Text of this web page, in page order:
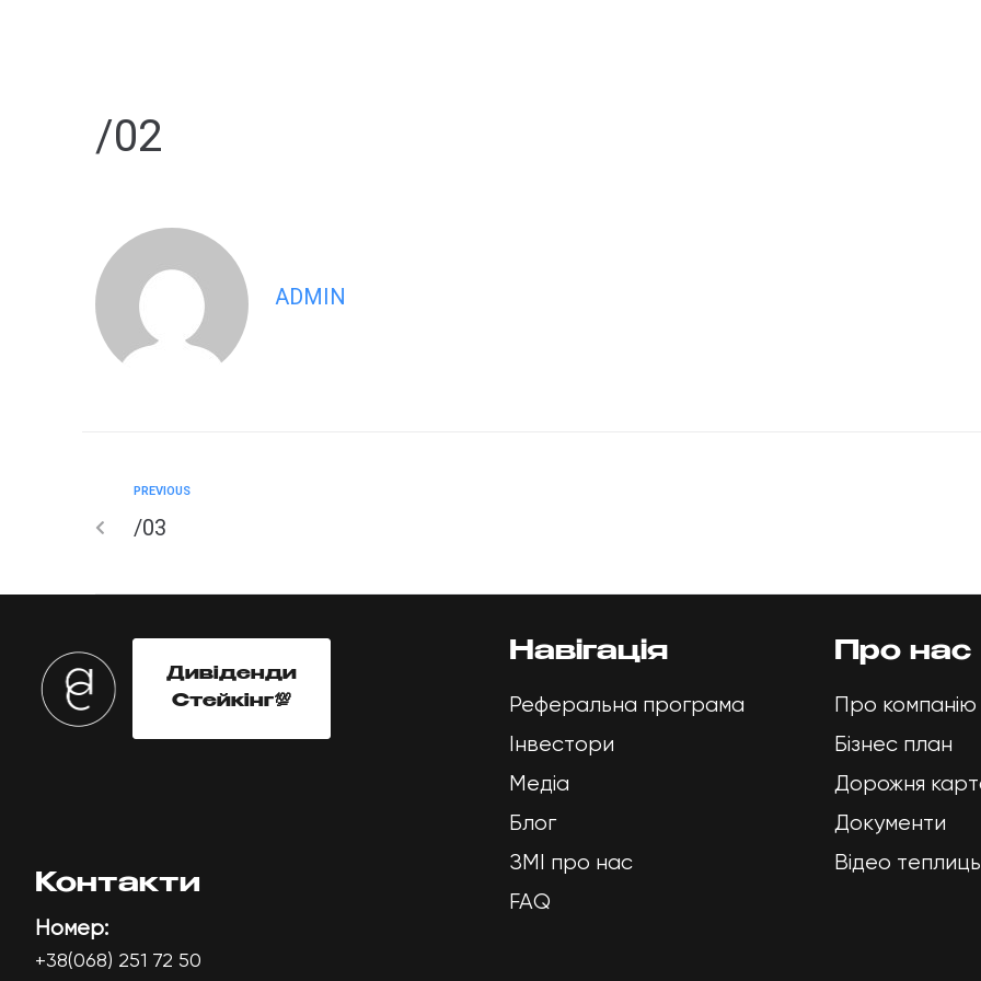
/02
ADMIN
PREVIOUS
/03
Дивіденди
Стейкінг💯
Контакти
Номер:
+38(068) 251 72 50
Навігація
Реферальна програма
Інвестори
Медіа
Блог
ЗМІ про нас
FAQ
Про нас
Про компанію
Бізнес план
Дорожня
Документи
Відео теплиць
GLORY
TIME